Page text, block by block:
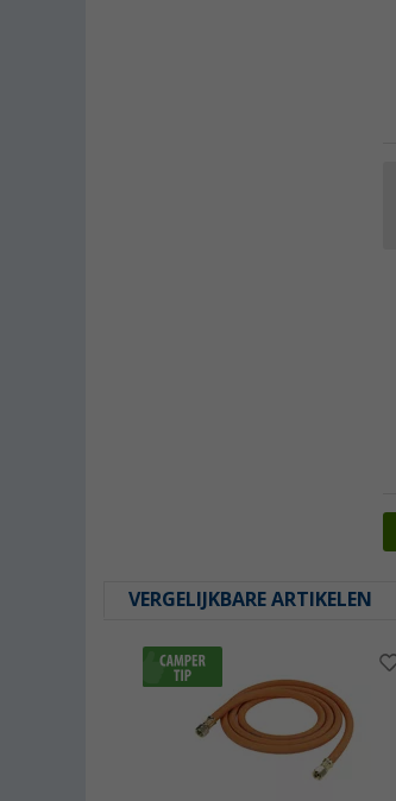
VERGELIJKBARE ARTIKELEN